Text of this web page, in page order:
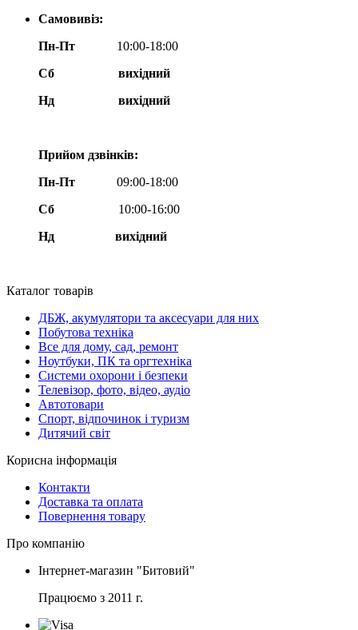
Самовивіз:
Пн-Пт
10:00-18:00
Сб
вихідний
Нд
вихідний
Прийом дзвінків:
Пн-Пт
09:00-18:00
Сб
10:00-16:00
Нд вихідний
Каталог товарів
ДБЖ, акумулятори та аксесуари для них
Побутова техніка
Все для дому, сад, ремонт
Ноутбуки, ПК та оргтехніка
Системи охорони і безпеки
Телевізор, фото, відео, аудіо
Автотовари
Спорт, відпочинок і туризм
Дитячий світ
Корисна інформація
Контакти
Доставка та оплата
Повернення товару
Про компанію
Інтернет-магазин "Битовий"
Працюємо з 2011 г.